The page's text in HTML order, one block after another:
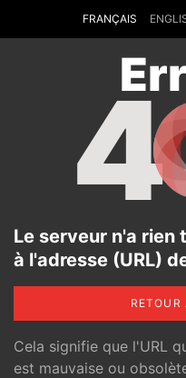
FRANÇAIS
4
Le serveur n'a rien
à l'adresse (URL)
Cela signifie que l'URL
est mauvaise ou